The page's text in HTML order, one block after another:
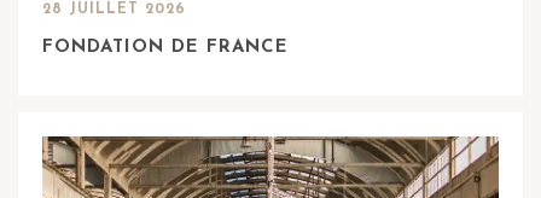
28 JUILLET 2026
FONDATION DE FRANCE